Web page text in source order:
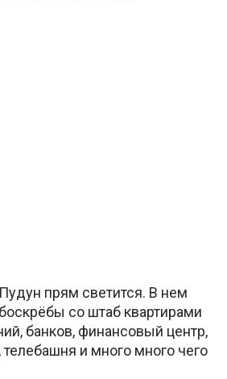
прям светится. В нем
со штаб квартирами
банков, финансовый центр,
и много много чего